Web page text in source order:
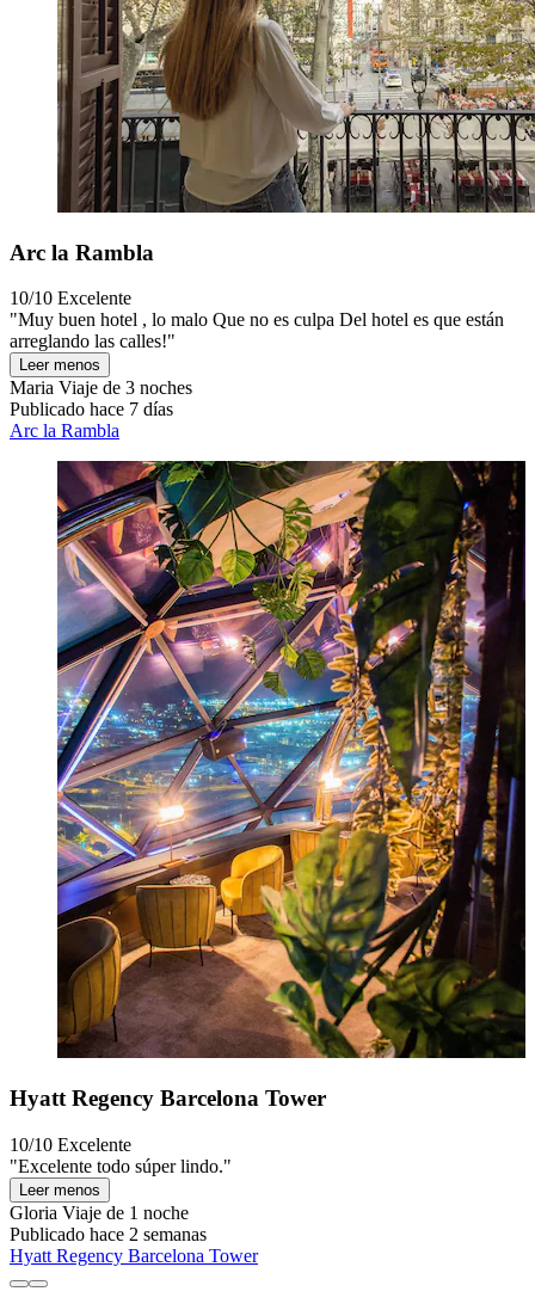
Arc la Rambla
10/10 Excelente
"Muy buen hotel , lo malo Que no es culpa Del hotel es que están
arreglando las calles!"
Leer menos
Maria Viaje de 3 noches
Publicado hace 7 días
Arc la Rambla
Hyatt Regency Barcelona Tower
10/10 Excelente
"Excelente todo súper lindo."
Leer menos
Gloria Viaje de 1 noche
Publicado hace 2 semanas
Hyatt Regency Barcelona Tower